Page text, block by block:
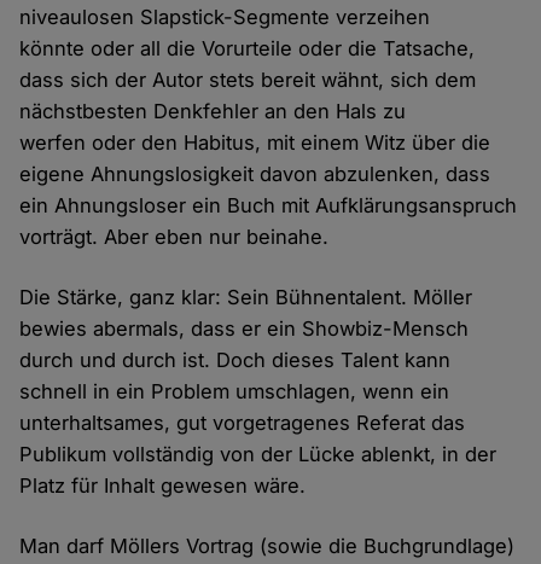
niveaulosen Slapstick-Segmente verzeihen
könnte oder all die Vorurteile oder die Tatsache,
dass sich der Autor stets bereit wähnt, sich dem
nächstbesten Denkfehler an den Hals zu
werfen oder den Habitus, mit einem Witz über die
eigene Ahnungslosigkeit davon abzulenken, dass
ein Ahnungsloser ein Buch mit Aufklärungsanspruch
vorträgt. Aber eben nur beinahe.
Die Stärke, ganz klar: Sein Bühnentalent. Möller
bewies abermals, dass er ein Showbiz-Mensch
durch und durch ist. Doch dieses Talent kann
schnell in ein Problem umschlagen, wenn ein
unterhaltsames, gut vorgetragenes Referat das
Publikum vollständig von der Lücke ablenkt, in der
Platz für Inhalt gewesen wäre.
Man darf Möllers Vortrag (sowie die Buchgrundlage)